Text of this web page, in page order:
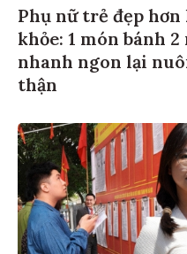
Phụ nữ trẻ đẹp
khỏe: 1 món bánh
nhanh ngon lại
thận